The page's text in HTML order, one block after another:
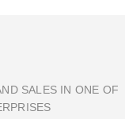
SALES IN ONE OF